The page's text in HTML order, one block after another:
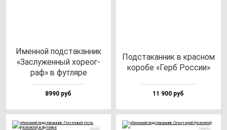
Имен­ной под­ста­кан­ник
«Зас­лу­жен­ный хо­ре­ог­
раф» в фут­ля­ре
8990 руб
Под­ста­кан­ник в крас­ном
ко­ро­бе «Герб Рос­сии»
11 900 руб